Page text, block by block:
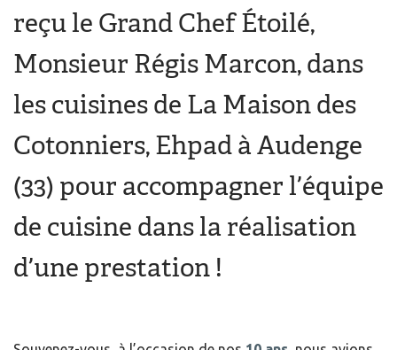
reçu le Grand Chef Étoilé,
Monsieur Régis Marcon, dans
les cuisines de La Maison des
Cotonniers, Ehpad à Audenge
(33) pour accompagner l’équipe
de cuisine dans la réalisation
d’une prestation !